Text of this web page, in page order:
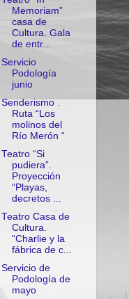
Memoriam”
casa de
Cultura. Gala
de entr...
Servicio
Podología
junio
Senderismo .
Ruta “Los
molinos del
Río Merón “
Teatro “Si
pudiera”.
Proyección
“Playas,
decretos ...
Teatro Casa de
Cultura.
“Charlie y la
fábrica de c...
Servicio de
Podología de
mayo